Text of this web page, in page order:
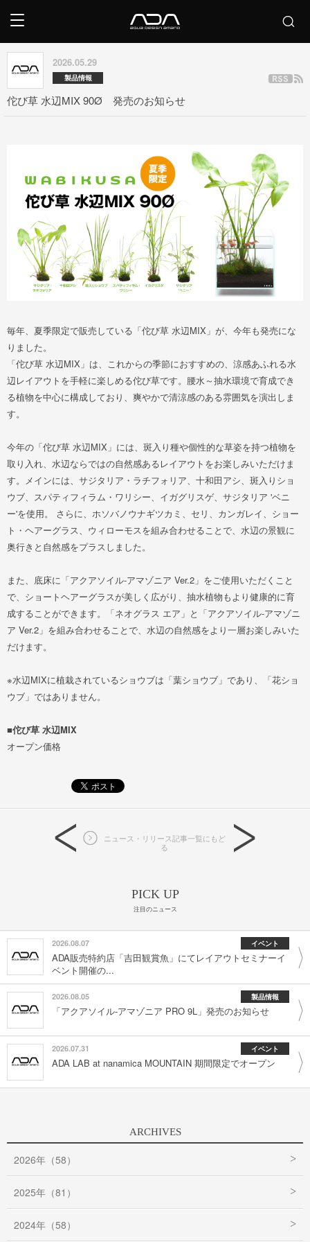
2026.05.29
製品情報
佗び草 水辺MIX 90Ø 発売のお知らせ
毎年、夏季限定で販売している「佗び草 水辺MIX」が、今年も発売にな
りました。
「佗び草 水辺MIX」は、これからの季節におすすめの、涼感あふれる水
辺レイアウトを手軽に楽しめる佗び草です。腰水～抽水環境で育成でき
る植物を中心に構成しており、爽やかで清涼感のある雰囲気を演出しま
す。
今年の「佗び草 水辺MIX」には、斑入り種や個性的な草姿を持つ植物を
取り入れ、水辺ならではの自然感あるレイアウトをお楽しみいただけま
す。メインには、サジタリア・ラチフォリア、十和田アシ、斑入りショ
ウブ、スパティフィラム・ワリシー、イガグリスゲ、サジタリア 'ベニ
ー'を使用。 さらに、ホソバノウナギツカミ、セリ、カンガレイ、ショー
ト・ヘアーグラス、ウィローモスを組み合わせることで、水辺の景観に
奥行きと自然感をプラスしました。
また、底床に「アクアソイル-アマゾニア Ver.2」をご使用いただくこと
で、ショートヘアーグラスが美しく広がり、抽水植物もより健康的に育
成することができます。「ネオグラス エア」と「アクアソイル-アマゾニ
ア Ver.2」を組み合わせることで、水辺の自然感をより一層お楽しみいた
だけます。
※水辺MIXに植栽されているショウブは「葉ショウブ」であり、「花ショ
ウブ」ではありません。
■佗び草 水辺MIX
オープン価格
ニュース・リリース記事一覧にもど
る
PICK UP
注目のニュース
2026.08.07 イベント
ADA販売特約店「吉田観賞魚」にてレイアウトセミナーイ
ベント開催の...
2026.08.05 製品情報
「アクアソイル-アマゾニア PRO 9L」発売のお知らせ
2026.07.31 イベント
ADA LAB at nanamica MOUNTAIN 期間限定でオープン
ARCHIVES
2026年（58）
2025年（81）
2024年（58）